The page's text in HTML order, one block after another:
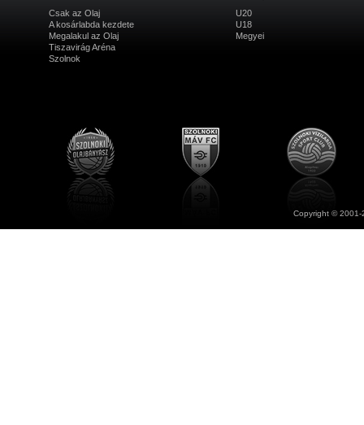
Csak az Olaj
A kosárlabda kezdete
Megalakul az Olaj
Tiszavirág Aréna
Szolnok
U20
U18
Megyei
Copyright ©